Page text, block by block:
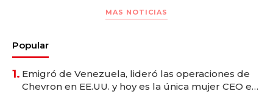
MAS NOTICIAS
Popular
1. Emigró de Venezuela, lideró las operaciones de
Chevron en EE.UU. y hoy es la única mujer CEO en